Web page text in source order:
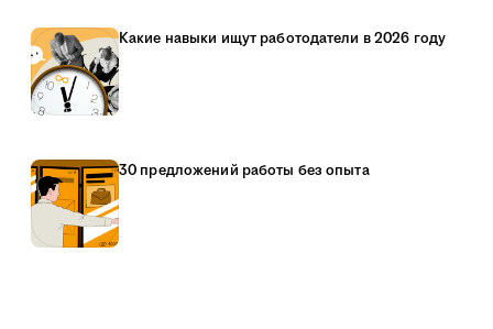
Какие навыки ищут работодатели в 2026 году
30 предложений работы без опыта